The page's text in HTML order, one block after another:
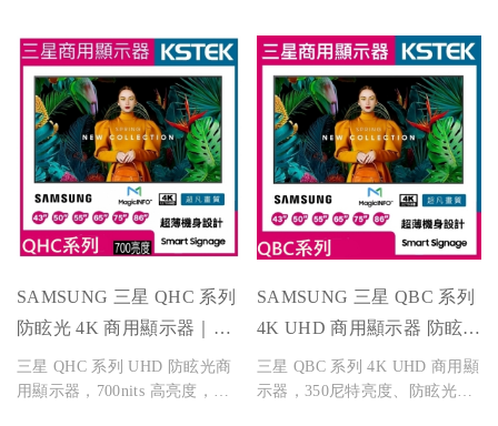
路傳輸，適用於展覽、門市、醫
療院所、教育機構等場域。全台
提供租賃與販售服務，並附專業
安裝與技術支援。
覽。
SAMSUNG 三星 QHC 系列
防眩光 4K 商用顯示器｜
700nits 高亮度
三星 QHC 系列 UHD 防眩光商
用顯示器，700nits 高亮度，提
SAMSUNG 三星 QBC 系列
4K UHD 商用顯示器 防眩光
350尼特亮度
三星 QBC 系列 4K UHD 商用顯
示器，350尼特亮度、防眩光設